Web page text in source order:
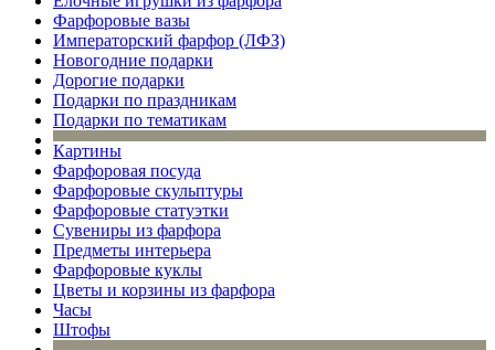
Фарфоровые вазы
Императорский фарфор (ЛФЗ)
Новогодние подарки
Дорогие подарки
Подарки по праздникам
Подарки по тематикам
Картины
Фарфоровая посуда
Фарфоровые скульптуры
Фарфоровые статуэтки
Сувениры из фарфора
Предметы интерьера
Фарфоровые куклы
Цветы и корзины из фарфора
Часы
Штофы